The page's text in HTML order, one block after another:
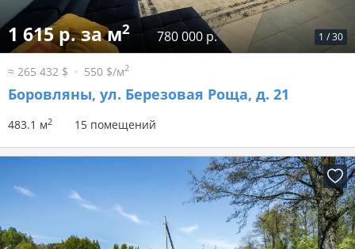
1 /30
1 615 р. за м2 780 000 р.
≈ 265 432 $ 550 $/м2
Боровляны, ул. Березовая Роща, д. 21
483.1 м2 15 помещений